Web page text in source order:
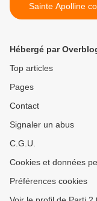
Sainte Apolline
l'inflammation des
Hébergé par
Top articles
Pages
Contact
Signaler un abus
C.G.U.
Cookies et données
Préférences cookies